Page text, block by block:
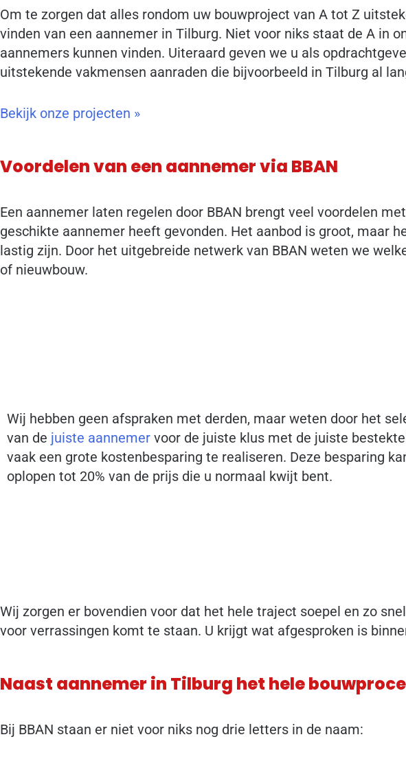
Om te zorgen dat alles rondom uw bouwproject van A tot Z
vinden van een aannemer in Tilburg. Niet voor niks staat de A in
aannemers kunnen vinden. Uiteraard geven we u als
uitstekende vakmensen aanraden die bijvoorbeeld in Tilburg al
Bekijk onze projecten »
Voordelen van een aannemer via BBAN
Een aannemer laten regelen door BBAN brengt veel voordelen
geschikte aannemer heeft gevonden. Het aanbod is groot, maar
lastig zijn. Door het uitgebreide netwerk van BBAN weten we
of nieuwbouw.
Wij hebben geen afspraken met derden, maar weten door het
van de juiste aannemer voor de juiste klus met de juiste
vaak een grote kostenbesparing te realiseren. Deze besparing
oplopen tot 20% van de prijs die u normaal kwijt bent.
Wij zorgen er bovendien voor dat het hele traject soepel en zo
voor verrassingen komt te staan. U krijgt wat afgesproken is
Naast aannemer in Tilburg het hele
Bij BBAN staan er niet voor niks nog drie letters in de naam: